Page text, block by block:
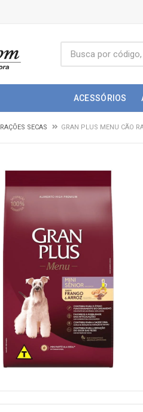
ACESSÓRIOS
RAÇÕES SECAS GRAN PLUS MENU CÃO